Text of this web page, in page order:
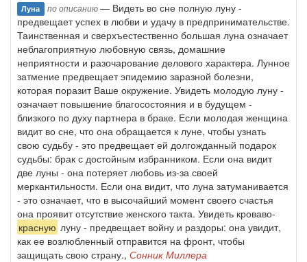
Луна по описанию— Видеть во сне полную луну -
предвещает успех в любви и удачу в предпринимательстве.
Таинственная и сверхъестественно большая луна означает
неблагоприятную любовную связь, домашние
неприятности и разочарование делового характера. Лунное
затмение предвещает эпидемию заразной болезни,
которая поразит Ваше окружение. Увидеть молодую луну -
означает повышение благосостояния и в будущем -
близкого по духу партнера в браке. Если молодая женщина
видит во сне, что она обращается к луне, чтобы узнать
свою судьбу - это предвещает ей долгожданный подарок
судьбы: брак с достойным избранником. Если она видит
две луны - она потеряет любовь из-за своей
меркантильности. Если она видит, что луна затуманивается
- это означает, что в высочайший момент своего счастья
она проявит отсутствие женского такта. Увидеть кроваво-
красную луну - предвещает войну и раздоры: она увидит,
как ее возлюбленный отправится на фронт, чтобы
защищать свою страну., Сонник Миллера